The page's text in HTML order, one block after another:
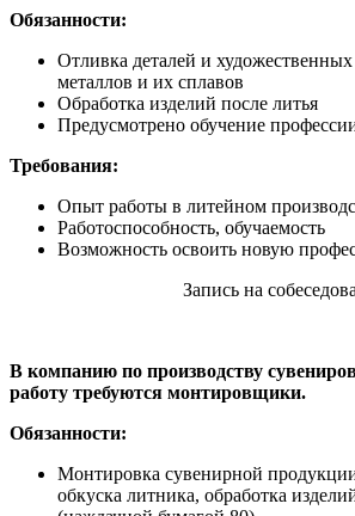
Обязанности:
Отливка деталей и
металлов и их сплавов
Обработка изделий после литья
Предусмотрено обучение
Требования:
Опыт работы в литейном
Работоспособность, обучаемость
Возможность освоить новую
Запись на
В компанию по производству
работу требуются монтировщики.
Обязанности:
Монтировка сувенирной
обкуска литника, обработка